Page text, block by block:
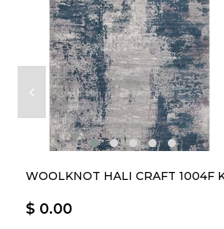
$ 0.00